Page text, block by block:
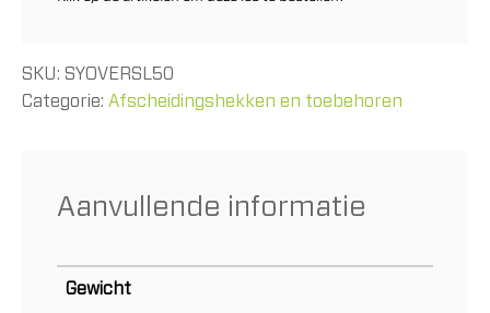
SKU: SYOVERSL50
Categorie: Afscheidingshekken en toebehoren
Aanvullende informatie
Gewicht